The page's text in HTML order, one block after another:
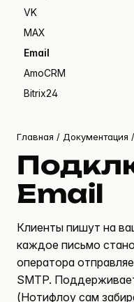
VK
MAX
Email
AmoCRM
Bitrix24
Главная / Документация /
Email
Клиенты пишут на
каждое письмо
оператора
SMTP.
(Нотифлоу сам